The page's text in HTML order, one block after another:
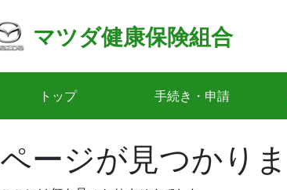
マツダ健康保険組合
トップ 手続き・申請
ページが見つかりま